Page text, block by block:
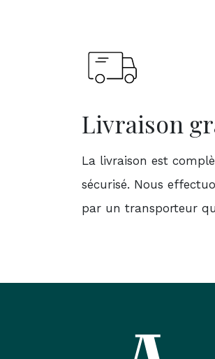
Livraison
La livraison est
sécurisé. Nous
par un transporteur